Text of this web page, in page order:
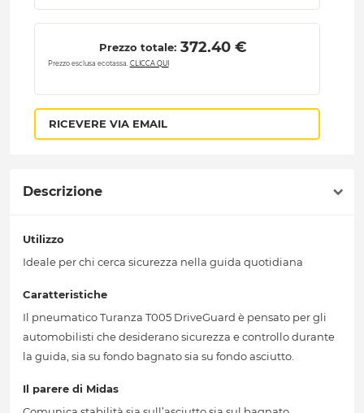
Prezzo totale: 372.40 €
Prezzo esclusa ecotassa. CLICCA QUI
RICEVERE VIA EMAIL
Descrizione
Utilizzo
Ideale per chi cerca sicurezza nella guida quotidiana
Caratteristiche
Il pneumatico Turanza T005 DriveGuard è pensato per gli
automobilisti che desiderano sicurezza e controllo durante
la guida, sia su fondo bagnato sia su fondo asciutto.
Il parere di Midas